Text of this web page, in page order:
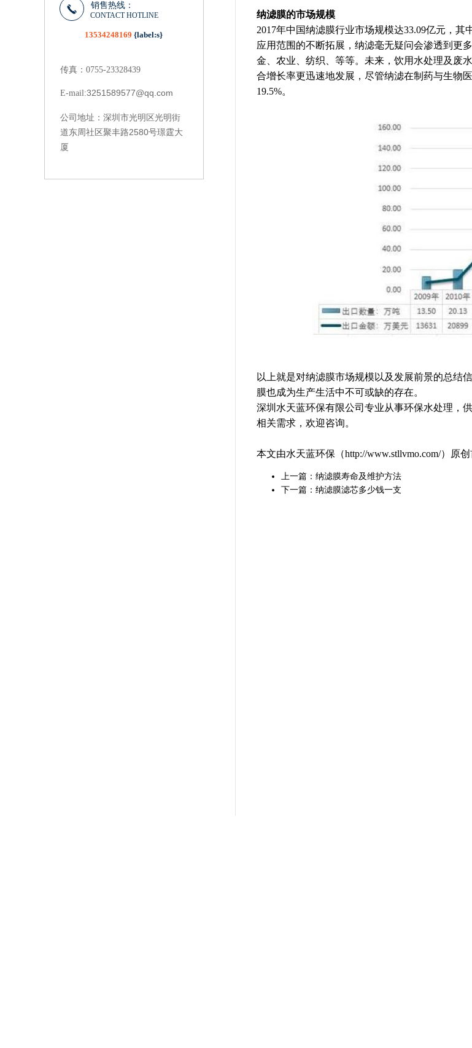
销售热线：
CONTACT HOTLINE
13534248169 {label:s}
传真：0755-23328439
E-mail:3251589577@qq.com
公司地址： 深圳市光明区光明街
道东周社区聚丰路2580号璟霆大
厦
纳滤膜的市场规模
2017年中国纳滤膜行业市场规模达33.09亿元，
应用范围的不断拓展，纳滤毫无疑问会渗透到更
金、农业、纺织、等等。未来，饮用水处理及废
合增长率更迅速地发展，尽管纳滤在制药与生物
19.5%。
以上就是对纳滤膜市场规模以及发展前景的总结
膜也成为生产生活中不可或缺的存在。
深圳水天蓝环保有限公司专业从事环保水处理，
相关需求，欢迎咨询。
本文由水天蓝环保（http://www.stllvmo.com/）原
上一篇： 纳滤膜寿命及维护方法
下一篇： 纳滤膜滤芯多少钱一支